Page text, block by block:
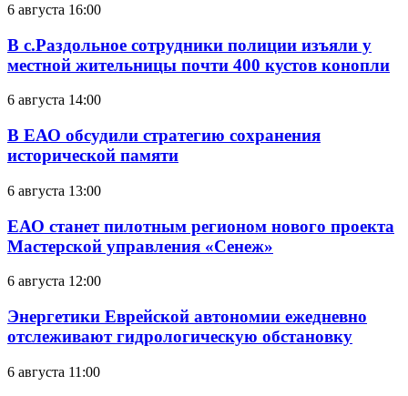
6 августа 16:00
В с.Раздольное сотрудники полиции изъяли у
местной жительницы почти 400 кустов конопли
6 августа 14:00
В ЕАО обсудили стратегию сохранения
исторической памяти
6 августа 13:00
ЕАО станет пилотным регионом нового проекта
Мастерской управления «Сенеж»
6 августа 12:00
Энергетики Еврейской автономии ежедневно
отслеживают гидрологическую обстановку
6 августа 11:00